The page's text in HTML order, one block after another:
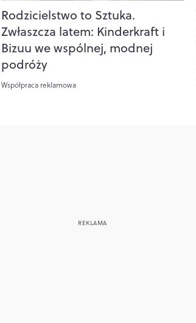
Rodzicielstwo to Sztuka.
Zwłaszcza latem: Kinderkraft i
Bizuu we wspólnej, modnej
podróży
Współpraca reklamowa